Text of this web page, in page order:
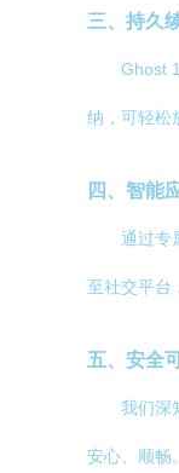
三、持久
Ghost
纳，可轻松
四、智能
通过专
至社交平台
五、安全
我们深
安心、顺畅。